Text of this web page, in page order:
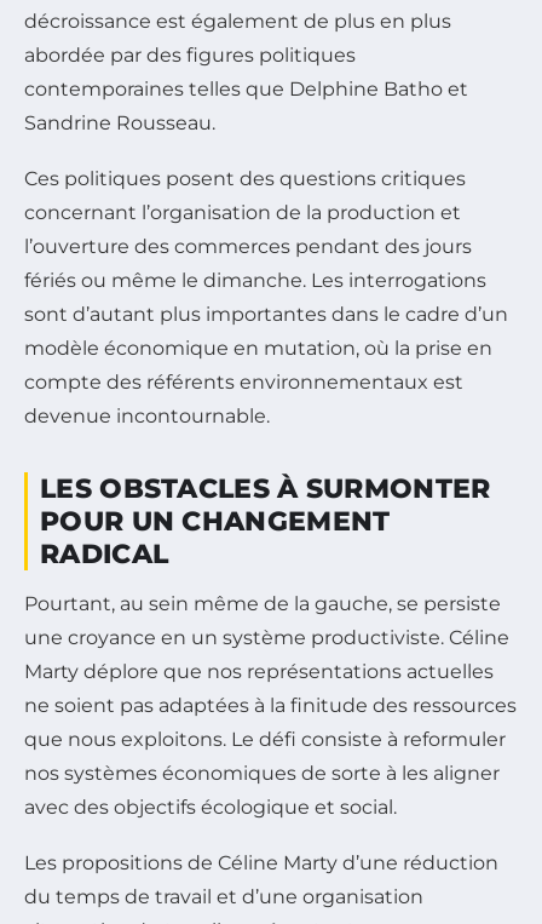
décroissance est également de plus en plus
abordée par des figures politiques
contemporaines telles que Delphine Batho et
Sandrine Rousseau.
Ces politiques posent des questions critiques
concernant l’organisation de la production et
l’ouverture des commerces pendant des jours
fériés ou même le dimanche. Les interrogations
sont d’autant plus importantes dans le cadre d’un
modèle économique en mutation, où la prise en
compte des référents environnementaux est
devenue incontournable.
LES OBSTACLES À SURMONTER
POUR UN CHANGEMENT
RADICAL
Pourtant, au sein même de la gauche, se persiste
une croyance en un système productiviste. Céline
Marty déplore que nos représentations actuelles
ne soient pas adaptées à la finitude des ressources
que nous exploitons. Le défi consiste à reformuler
nos systèmes économiques de sorte à les aligner
avec des objectifs écologique et social.
Les propositions de Céline Marty d’une réduction
du temps de travail et d’une organisation